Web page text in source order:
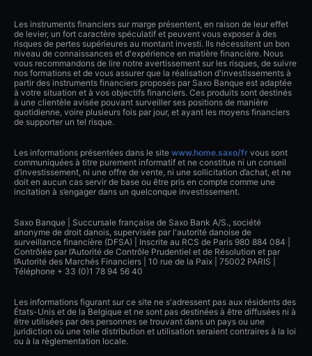
Les instruments financiers sur marge présentent, en raison de leur effet
de levier, un fort caractère spéculatif et peuvent vous exposer à des
risques de pertes supérieures au montant investi. Ils nécessitent un bon
niveau de connaissances et d'expérience en matière financière. Nous
vous recommandons de lire notre avertissement sur les risques, de suivre
nos formations et de vous assurer que la réalisation d'investissements à
partir des instruments financiers proposés par Saxo Banque est adaptée
à votre situation et à vos objectifs financiers. Ces produits sont destinés
à une clientèle avisée pouvant surveiller ses positions de manière
quotidienne, voire plusieurs fois par jour, et ayant les moyens financiers
de supporter un tel risque.
Les informations présentées dans le site www.home.saxo/fr vous sont
communiquées à titre purement informatif et ne constitue ni un conseil
d’investissement, ni une offre de vente, ni une sollicitation d’achat, et ne
doit en aucun cas servir de base ou être pris en compte comme une
incitation à s’engager dans un quelconque investissement.
Saxo Banque | Succursale française de Saxo Bank A/S., société
anonyme de droit danois, supervisée par l'autorité danoise de
surveillance financière (DFSA) | Inscrite au RCS de Paris 980 884 084 |
Contrôlée par l’Autorité de Contrôle Prudentiel et de Résolution et par
l’Autorité des Marchés Financiers | 10 rue de la Paix | 75002 PARIS |
Téléphone + 33 (0)1 78 94 56 40
Les informations figurant sur ce site ne s'adressent pas aux résidents des
États-Unis et de la Belgique et ne sont pas destinées à être diffusées ni à
être utilisées par des personnes se trouvant dans un pays ou une
juridiction où une telle distribution et utilisation seraient contraires à la loi
ou à la règlementation locale.